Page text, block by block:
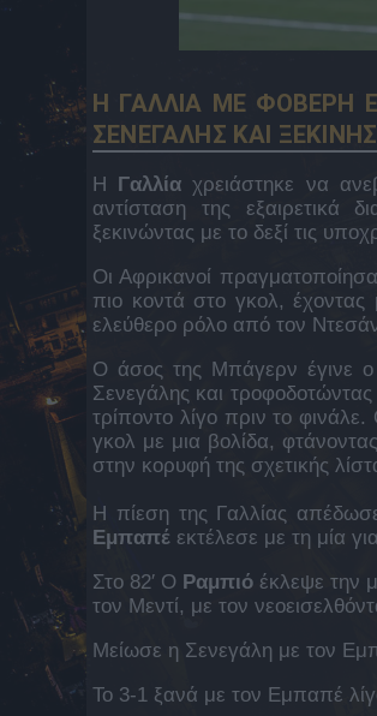
Η ΓΑΛΛΙΑ ΜΕ ΦΟΒΕΡΗ
ΣΕΝΕΓΑΛΗΣ ΚΑΙ
Η Γαλλία χρειάστηκε να
αντίσταση της εξαιρετικά
ξεκινώντας με το δεξί τις
Οι Αφρικανοί
πιο κοντά στο γκολ,
ελεύθερο ρόλο από τον
Ο άσος της Μπάγερν έγινε ο
Σενεγάλης και τροφοδοτώντας
τρίποντο λίγο πριν το
γκολ με μια βολίδα,
στην κορυφή της σχετικής
Η πίεση της Γαλλίας
Εμπαπέ εκτέλεσε με τη μία
Στο 82′ Ο Ραμπιό έκλεψε την
τον Μεντί, με τον
Μείωσε η Σενεγάλη με τον
Το 3-1 ξανά με τον Εμπαπέ